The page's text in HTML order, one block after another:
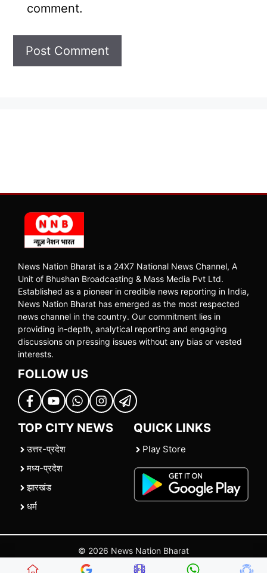
comment.
News Nation Bharat is a 24X7 National News Channel, A
Unit of Bhushan Broadcasting & Mass Media Pvt Ltd.
Established as a pioneer in credible news reporting in India,
News Nation Bharat has emerged as the most respected
news channel in the country. Our commitment lies in
providing in-depth, analytical reporting and engaging
discussions on pressing issues without any bias or vested
interests.
FOLLOW US
TOP CITY NEWS
उत्तर-प्रदेश
मध्य-प्रदेश
झारखंड
धर्म
QUICK LINKS
Play Store
© 2026 News Nation Bharat
Home| |Contact Us |Policies Terms and Conditions